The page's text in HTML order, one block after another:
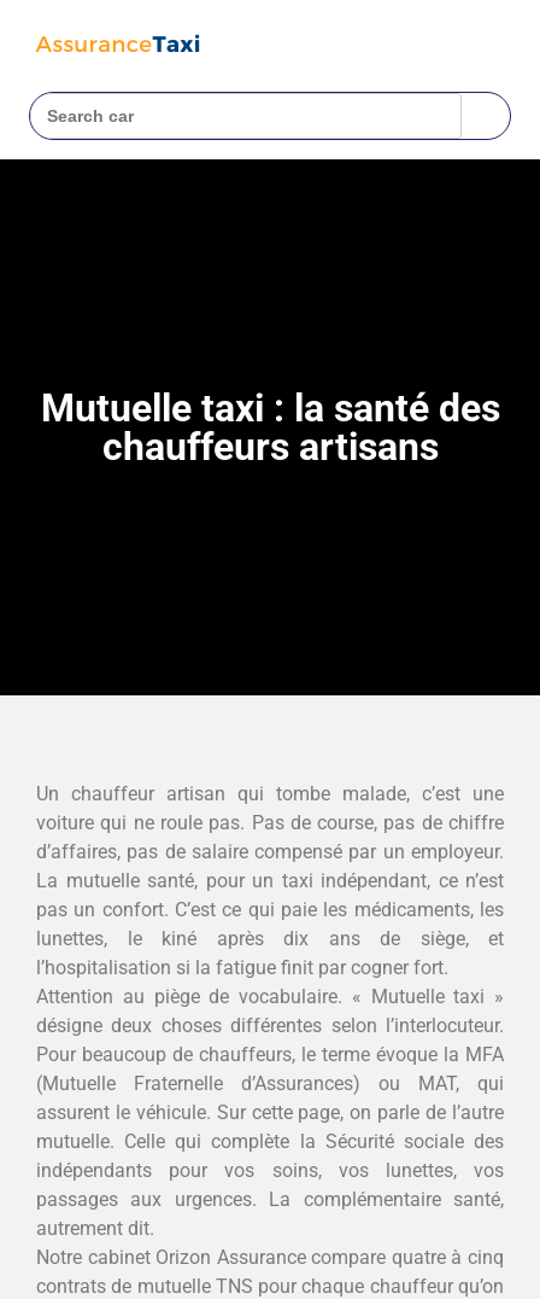
Mutuelle taxi : la santé des
chauffeurs artisans
Un chauffeur artisan qui tombe malade, c’est une
voiture qui ne roule pas. Pas de course, pas de chiffre
d’affaires, pas de salaire compensé par un employeur.
La mutuelle santé, pour un taxi indépendant, ce n’est
pas un confort. C’est ce qui paie les médicaments, les
lunettes, le kiné après dix ans de siège, et
l’hospitalisation si la fatigue finit par cogner fort.
Attention au piège de vocabulaire. « Mutuelle taxi »
désigne deux choses différentes selon l’interlocuteur.
Pour beaucoup de chauffeurs, le terme évoque la MFA
(Mutuelle Fraternelle d’Assurances) ou MAT, qui
assurent le véhicule. Sur cette page, on parle de l’autre
mutuelle. Celle qui complète la Sécurité sociale des
indépendants pour vos soins, vos lunettes, vos
passages aux urgences. La complémentaire santé,
autrement dit.
Notre cabinet Orizon Assurance compare quatre à cinq
contrats de mutuelle TNS pour chaque chauffeur qu’on